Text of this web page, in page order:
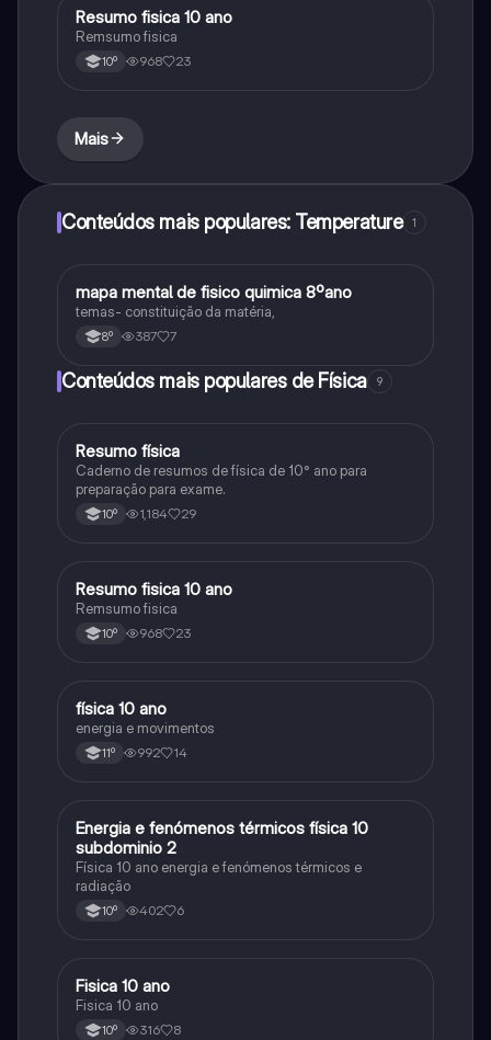
Física
Resumo fisica 10 ano
Remsumo fisica
10º 968 23
Mais
Conteúdos mais populares: Temperature 1
Fisica e Quimica
mapa mental de fisico quimica 8ºano
temas- constituição da matéria,
8º 387 7
Conteúdos mais populares de Física 9
Física
Resumo física
Caderno de resumos de física de 10° ano para
preparação para exame.
10º 1,184 29
Física
Resumo fisica 10 ano
Remsumo fisica
10º 968 23
Física
física 10 ano
energia e movimentos
11º 992 14
Física
Energia e fenómenos térmicos física 10
subdominio 2
Física 10 ano energia e fenómenos térmicos e
radiação
10º 402 6
Física
Fisica 10 ano
Fisica 10 ano
10º 316 8